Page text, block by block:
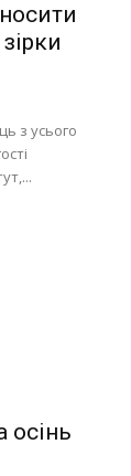
з усього
осінь